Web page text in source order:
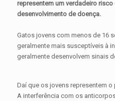
representem um verdadeiro
desenvolvimento de doença.
Gatos jovens com menos de 16
geralmente mais susceptíveis à
geralmente desenvolvem sinais
Daí que os jovens representem
A interferência com os